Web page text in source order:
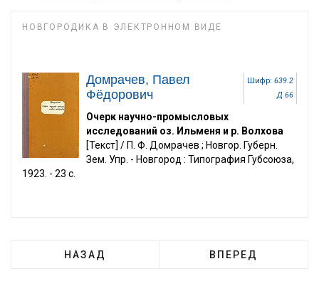
НОВГОРОДИКА В ЭЛЕКТРОННОМ ВИДЕ
Шифр: 639.2
Д 66
Домрачев, Павел
Фёдорович
Очерк научно-промысловых
исследований оз. Ильменя и р. Волхова
[Текст] / П. Ф. Домрачев ; Новгор. Губерн.
Зем. Упр. - Новгород : Типография Губсоюза,
1923. - 23 с.
НАЗАД ВПЕРЕД